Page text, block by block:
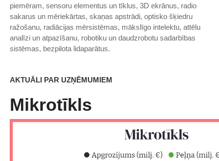
piemēram, sensoru elementus un tīklus, 3D ekrānus, radio
sakarus un mēriekārtas, skaņas apstrādi, optisko šķiedru
ražošanu, radiācijas mērsistēmas, mākslīgo intelektu, attēlu
analīzi un atpazīšanu, robotiku un daudzrobotu sadarbības
sistēmas, bezpilota lidaparātus.
AKTUĀLI PAR UZŅĒMUMIEM
Mikrotīkls